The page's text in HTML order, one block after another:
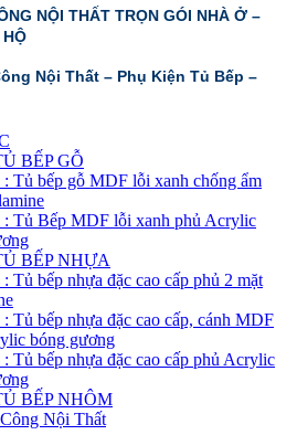
NỘI THẤT TRỌN GÓI NHÀ Ở –
HỘ
Nội Thất – Phụ Kiện Tủ Bếp –
BẾP GỖ
Tủ bếp gỗ MDF lỗi xanh chống ẩm
: Tủ Bếp MDF lỗi xanh phủ Acrylic
BẾP NHỰA
Tủ bếp nhựa đặc cao cấp phủ 2 mặt
Tủ bếp nhựa đặc cao cấp, cánh MDF
bóng gương
Tủ bếp nhựa đặc cao cấp phủ Acrylic
BẾP NHÔM
Nội Thất